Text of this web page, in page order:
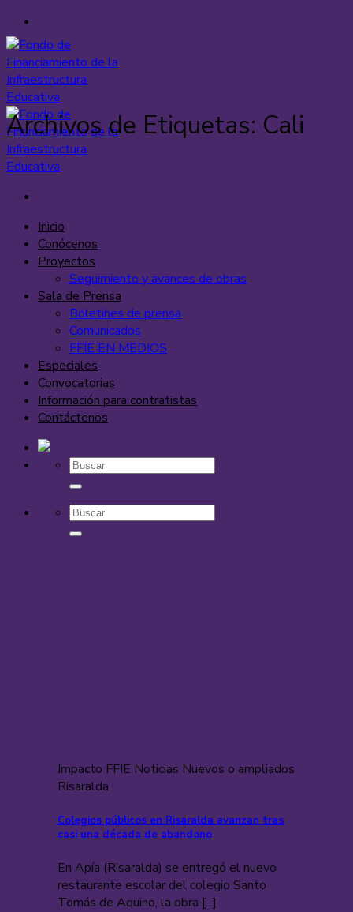
Saltar
al
contenido
Inicio
Conócenos
Proyectos
Seguimiento y avances de obras
Sala de Prensa
Boletines de prensa
Comunicados
FFIE EN MEDIOS
Especiales
Convocatorias
Información para contratistas
Contáctenos
Archivos de Etiquetas: Cali
Impacto FFIE Noticias Nuevos o ampliados
Risaralda
Colegios públicos en Risaralda avanzan tras
casi una década de abandono
En Apía (Risaralda) se entregó el nuevo
restaurante escolar del colegio Santo
Tomás de Aquino, la obra [...]